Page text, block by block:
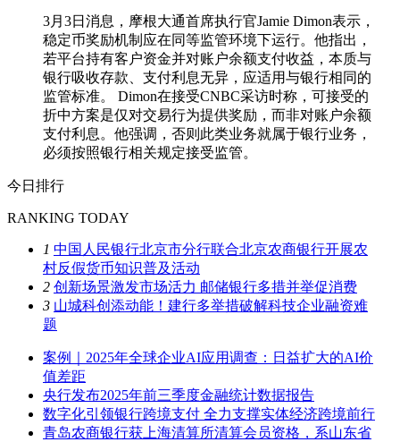
3月3日消息，摩根大通首席执行官Jamie Dimon表示，
稳定币奖励机制应在同等监管环境下运行。他指出，
若平台持有客户资金并对账户余额支付收益，本质与
银行吸收存款、支付利息无异，应适用与银行相同的
监管标准。 Dimon在接受CNBC采访时称，可接受的
折中方案是仅对交易行为提供奖励，而非对账户余额
支付利息。他强调，否则此类业务就属于银行业务，
必须按照银行相关规定接受监管。
今日排行
RANKING TODAY
1 中国人民银行北京市分行联合北京农商银行开展农
村反假货币知识普及活动
2 创新场景激发市场活力 邮储银行多措并举促消费
3 山城科创添动能！建行多举措破解科技企业融资难
题
案例｜2025年全球企业AI应用调查：日益扩大的AI价
值差距
央行发布2025年前三季度金融统计数据报告
数字化引领银行跨境支付 全力支撑实体经济跨境前行
青岛农商银行获上海清算所清算会员资格，系山东省